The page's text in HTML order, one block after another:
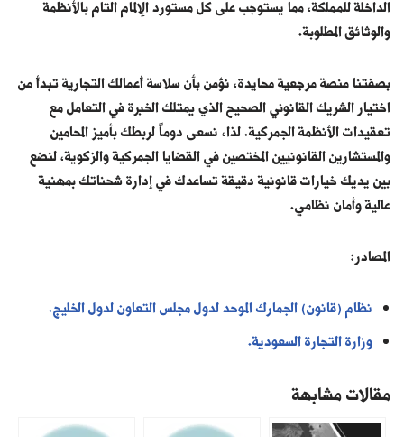
الداخلة للمملكة، مما يستوجب على كل مستورد الإلمام التام بالأنظمة
والوثائق المطلوبة.
بصفتنا منصة مرجعية محايدة، نؤمن بأن سلاسة أعمالك التجارية تبدأ من
اختيار الشريك القانوني الصحيح الذي يمتلك الخبرة في التعامل مع
تعقيدات الأنظمة الجمركية. لذا، نسعى دوماً لربطك بأميز المحامين
والمستشارين القانونيين المختصين في القضايا الجمركية والزكوية، لنضع
بين يديك خيارات قانونية دقيقة تساعدك في إدارة شحناتك بمهنية
عالية وأمان نظامي.
المصادر:
نظام (قانون) الجمارك الموحد لدول مجلس التعاون لدول الخليج.
وزارة التجارة السعودية.
مقالات مشابهة